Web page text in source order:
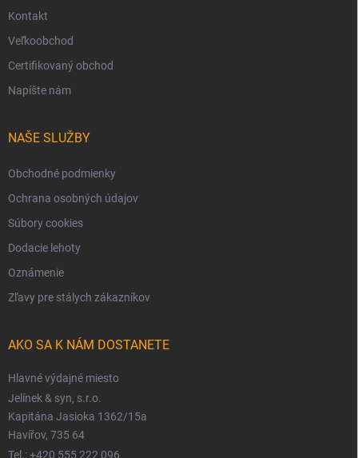
Kontakt
Veľkoobchod
Certifikovaný obchod
Napíšte nám
NAŠE SLUŽBY
Obchodné podmienky
Ochrana osobných údajov
Súbory cookies
Dodacie lehoty
Oznámenie
Zľavy pre stálych zákazníkov
AKO SA K NÁM DOSTANETE
Hlavné výdajné miesto
Jelínek & syn, s.r.o.
Kapitána Jasioka 1362/15a
Havířov, 735 64
Tel.: +420 555 222 096